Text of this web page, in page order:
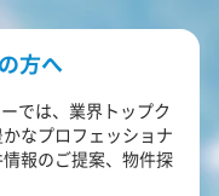
方へ
では、業界トップク
なプロフェッショナ
報のご提案、物件探